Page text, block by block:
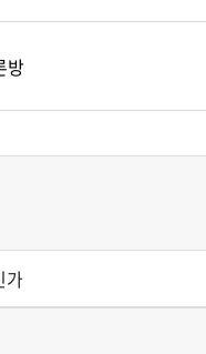
방
가